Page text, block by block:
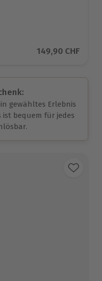
8 BewertungenAktueller Preis
149,90 CHF
gewähltes Erlebnis
ist bequem für jedes